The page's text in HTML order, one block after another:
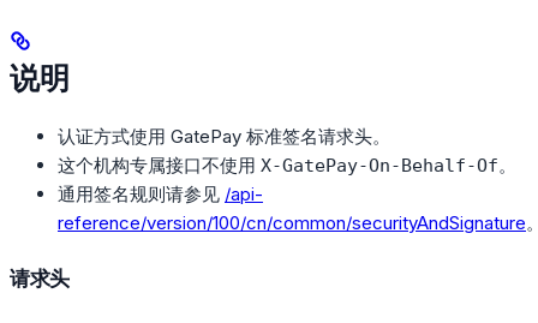
说明
认证方式使用 GatePay 标准签名请求头。
这个机构专属接口不使用 X-GatePay-On-Behalf-Of。
通用签名规则请参见 /api-
reference/version/100/cn/common/securityAndSignature
请求头